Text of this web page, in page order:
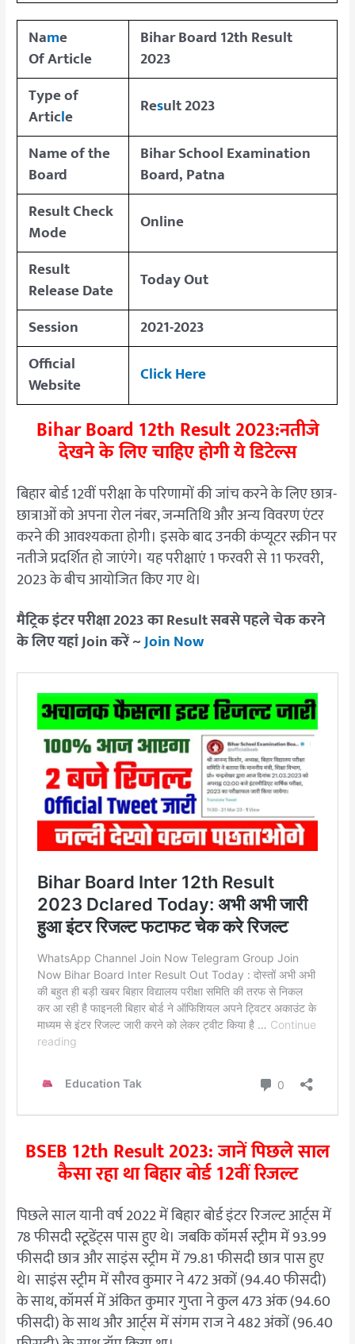
Name
Of Article
Bihar Board 12th Result
2023
Type of
Article Result 2023
Name of the
Board
Bihar School Examination
Board, Patna
Result Check
Mode
Online
Result
Release Date
Today Out
Session
2021-2023
Official
Website Click Here
Bihar Board 12th Result 2023:नतीजे
देखने के लिए चाहिए होगी ये डिटेल्स
बिहार बोर्ड 12वीं परीक्षा के परिणामों की जांच करने के लिए छात्र-
छात्राओं को अपना रोल नंबर, जन्मतिथि और अन्य विवरण एंटर
करने की आवश्यकता होगी। इसके बाद उनकी कंप्यूटर स्क्रीन पर
नतीजे प्रदर्शित हो जाएंगे। यह परीक्षाएं 1 फरवरी से 11 फरवरी,
2023 के बीच आयोजित किए गए थे।
मैट्रिक इंटर परीक्षा 2023 का Result सबसे पहले चेक करने
के लिए यहां Join करें ~Join Now
BSEB 12th Result 2023: जानें पिछले साल
कैसा रहा था बिहार बोर्ड 12वीं रिजल्ट
पिछले साल यानी वर्ष 2022 में बिहार बोर्ड इंटर रिजल्ट आर्ट्स में
78 फीसदी स्टूडेंट्स पास हुए थे। जबकि कॉमर्स स्ट्रीम में 93.99
फीसदी छात्र और साइंस स्ट्रीम में 79.81 फीसदी छात्र पास हुए
थे। साइंस स्ट्रीम में सौरव कुमार ने 472 अकों (94.40 फीसदी)
के साथ, कॉमर्स में अंकित कुमार गुप्ता ने कुल 473 अंक (94.60
फीसदी) के साथ और आर्ट्स में संगम राज ने 482 अंकों (96.40